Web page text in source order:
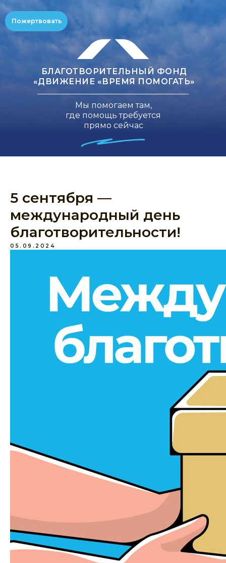
Пожертвовать
БЛАГОТВОРИТЕЛЬНЫЙ ФОНД
«ДВИЖЕНИЕ «ВРЕМЯ ПОМОГАТЬ»
Мы помогаем там,
где помощь требуется
прямо сейчас
5 сентября —
международный день
благотворительности!
05.09.2024